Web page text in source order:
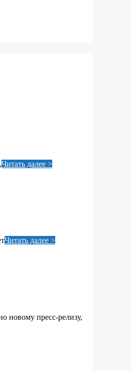
Читать далее >
Читать далее >
новому пресс-релизу,